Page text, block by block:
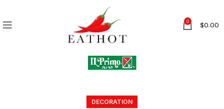
0 $0.00
DECORATION